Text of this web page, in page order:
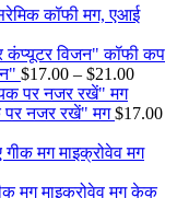
कॉफी मग, एआई
कॉफी कप
$17.00 – $21.00Price
नजर रखें" मग $17.00
मग माइक्रोवेव मग केक